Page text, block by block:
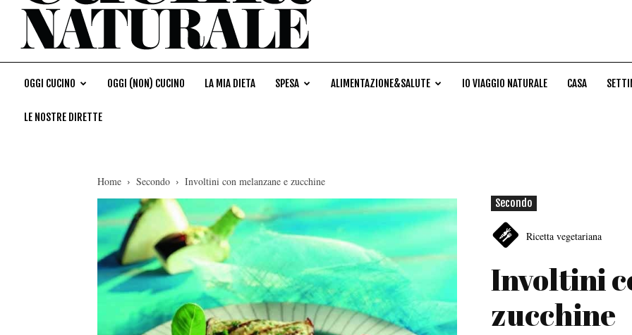
OGGI CUCINO OGGI (NON) CUCINO LA MIA DIETA SPESA ALIMENTAZIONE&SALUTE IO VIAGGIO NATURALE CASA
LE NOSTRE DIRETTE
Home Secondo
Involtini con melanzane e zucchine
Secondo
Ricetta vegetariana
Involtini
zucchine